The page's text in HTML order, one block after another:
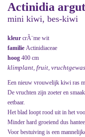
Actinidia
mini kiwi, bes-kiwi
kleur crÃ¨me wit
familie Actinidiaceae
hoog 400 cm
klimplant, fruit,
Een nieuw vrouwelijk kiwi ras
De vruchten zijn zoeter en
eetbaar.
Het blad loopt rood uit in het
Minder hard groeiend dus
Voor bestuiving is een